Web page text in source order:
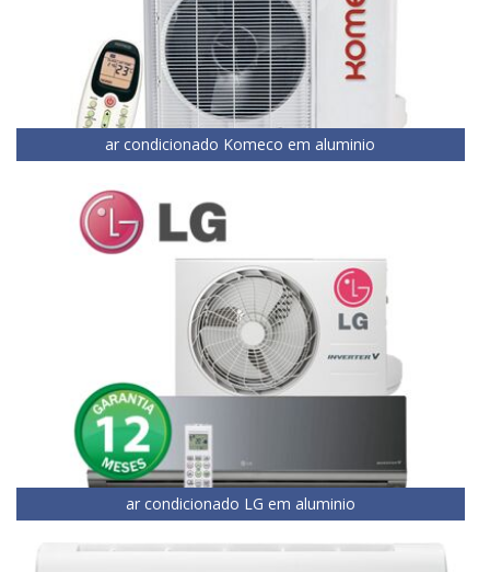
ar condicionado Komeco em aluminio
ar condicionado LG em aluminio